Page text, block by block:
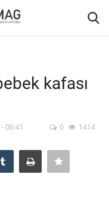
kafası
06:41 0 1414